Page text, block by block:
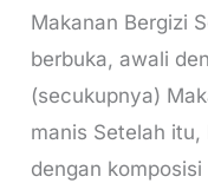
Makanan Bergizi
berbuka, awali
(secukupnya)
manis Setelah
dengan